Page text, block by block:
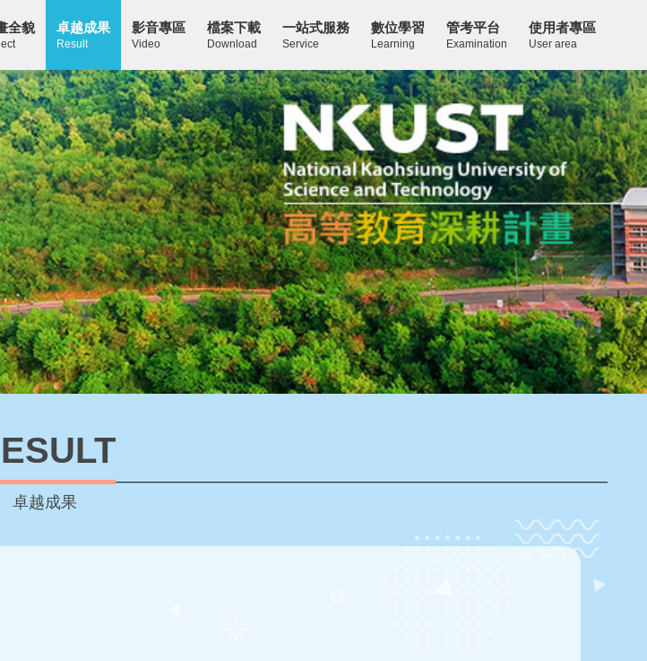
全貌 卓越成果
Result
影音專區
Video
檔案下載
Download
一站式服務
Service
數位學習
Learning
管考平台
Examination
使用者專區
User area
卓越成果